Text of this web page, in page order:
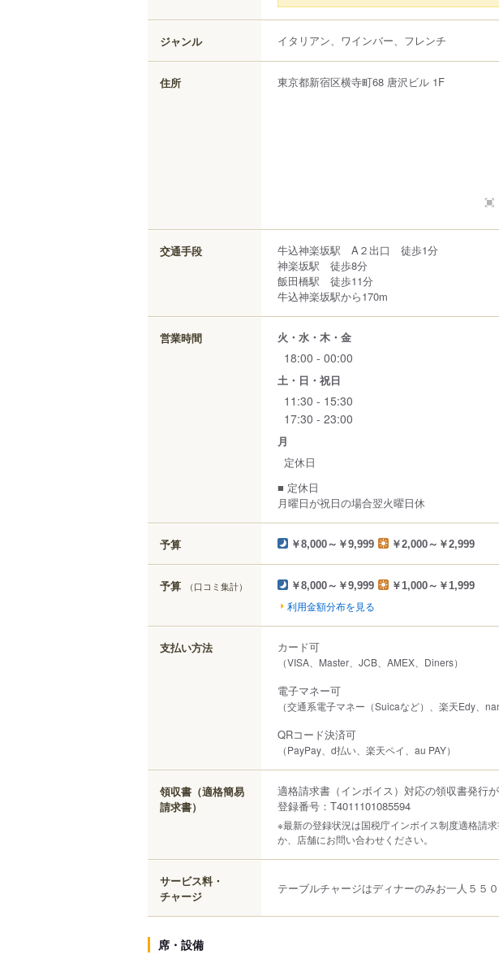
ジャンル イタリアン、ワインバー、フレンチ
住所 東京都新宿区横寺町68 唐沢ビル 1F
交通手段
牛込神楽坂駅 A２出口 徒歩1分
神楽坂駅 徒歩8分
飯田橋駅 徒歩11分
牛込神楽坂駅から170m
営業時間 火・水・木・金
18:00 - 00:00
土・日・祝日
11:30 - 15:30
17:30 - 23:00
月
定休日
■ 定休日
月曜日が祝日の場合翌火曜日休
予算 ￥8,000～￥9,999 ￥2,000～￥2,999
予算 （口コミ集計） ￥8,000～￥9,999 ￥1,000～￥1,999
利用金額分布を見る
支払い方法 カード可
（VISA、Master、JCB、AMEX、Diners）
電子マネー可
（交通系電子マネー（Suicaなど）、楽天Edy、
QRコード決済可
（PayPay、d払い、楽天ペイ、au PAY）
領収書（適格簡易
請求書）
適格請求書（インボイス）対応の領収書発行
登録番号：T4011101085594
※最新の登録状況は国税庁インボイス制度適格請
か、店舗にお問い合わせください。
サービス料・
チャージ
テーブルチャージはディナーのみお一人５５０
席・設備